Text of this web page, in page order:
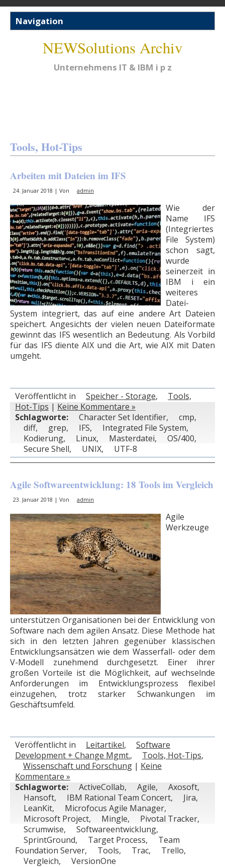
NEWSolutions Archiv
Unternehmens IT & IBM i p z
Tools, Hot-Tips
Arbeiten mit Dateien im IFS
24. Januar 2018 | Von admin
Wie der
Name IFS
(Integriertes
File System)
schon sagt,
wurde
seinerzeit in
IBM i ein
weiteres
Datei-
System integriert, das auf eine andere Art Dateien
speichert. Angesichts der vielen neuen Dateiformate
gewinnt das IFS wesentlich an Bedeutung. Als Vorbild
für das IFS diente AIX und die Art, wie AIX mit Daten
umgeht.
Veröffentlicht in Speicher - Storage,
Tools,
Hot-Tips | Keine Kommentare »
Schlagworte:
Character Set Identifier, cmp,
diff, grep, IFS, Integrated File System,
Kodierung, Linux, Masterdatei, OS/400,
Secure Shell, UNIX, UTF-8
Agile Softwareentwicklung: 18 Tools im Vergleich
23. Januar 2018 | Von admin
Agile
Werkzeuge
unterstützen Organisationen bei der Entwicklung von
Software nach dem agilen Ansatz. Diese Methode hat
sich in den letzten Jahren gegenüber klassischen
Entwicklungsansätzen wie dem Wasserfall- oder dem
V-Modell zunehmend durchgesetzt. Einer ihrer
großen Vorteile ist die Möglichkeit, auf wechselnde
Anforderungen im Entwicklungsprozess flexibel
einzugehen, trotz starker Schwankungen im
Geschäftsumfeld.
Veröffentlicht in Leitartikel,
Software
Development + Change Mgmt., Tools, Hot-Tips,
Wissenschaft und Forschung | Keine
Kommentare »
Schlagworte:
ActiveCollab, Agile, Axosoft,
Hansoft, IBM Rational Team Concert, Jira,
LeanKit, Microfocus Agile Manager,
Microsoft Project, Mingle, Pivotal Tracker,
Scrumwise, Softwareentwicklung,
SprintGround, Target Process,
Team
Foundation Server, Tools, Trac, Trello,
Vergleich, VersionOne